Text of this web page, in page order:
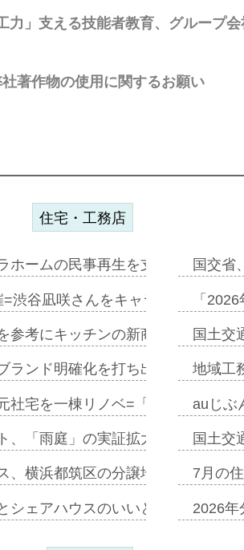
力」支える技能者教育、グループ
著作物の使用に関するお願い
住宅・工務店
ホームの民事再生を支援=スポン
渋谷凪咲さんをキャラクターに起
参考にキッチンの新商品=「ファ
ランド明確化を打ち出す=年内に
社宅を一棟リノベ=「職住遊」融合
、「雨庭」の実証拡大へ=ガーデ
、横浜都筑区の分譲地開発で初協
シェアハウスのいいとこどりのコ
国交省
「
国土交
地域工
auじぶ
国土交
7月の
2026